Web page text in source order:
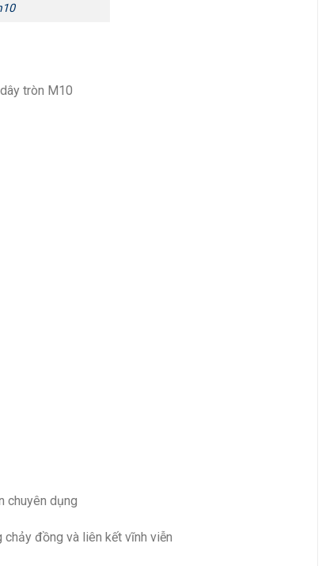
tròn M10
chuyên dụng
đồng và liên kết vĩnh viễn